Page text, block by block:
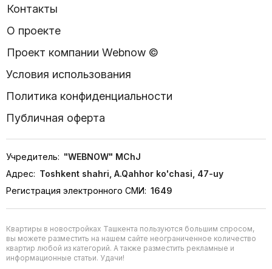
Контакты
О проекте
Проект компании Webnow ©
Условия использования
Политика конфиденциальности
Публичная оферта
Учредитель: "WEBNOW" MChJ
Адрес: Toshkent shahri, A.Qahhor ko'chasi, 47-uy
Регистрация электронного СМИ: 1649
Квартиры в новостройках Ташкента пользуются большим спросом,
вы можете разместить на нашем сайте неограниченное количество
квартир любой из категорий. А также разместить рекламные и
информационные статьи. Удачи!